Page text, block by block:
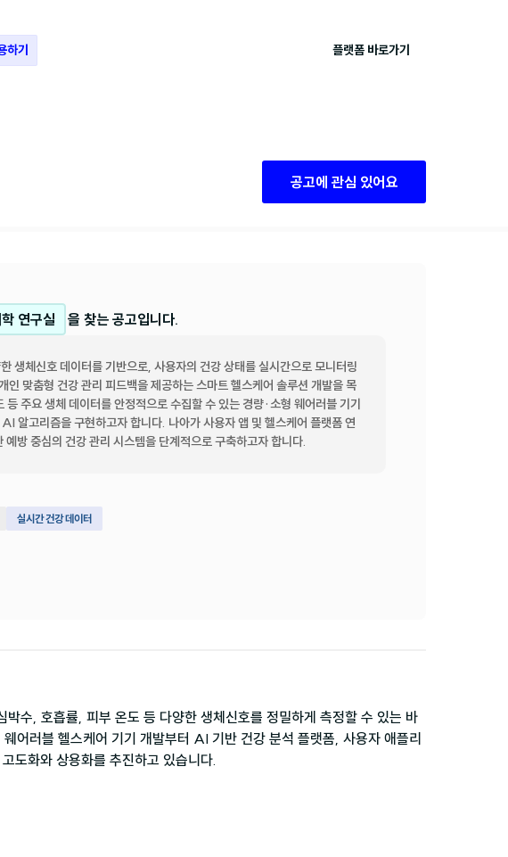
공고에 관심 있어요
연구실 을 찾는 공고입니다.
생체신호 데이터를 기반으로, 사용자의 건강 상태를 실시간으로 모니터링
맞춤형 건강 관리 피드백을 제공하는 스마트 헬스케어 솔루션 개발을 목
주요 생체 데이터를 안정적으로 수집할 수 있는 경량·소형 웨어러블 기기
알고리즘을 구현하고자 합니다. 나아가 사용자 앱 및 헬스케어 플랫폼 연
방 중심의 건강 관리 시스템을 단계적으로 구축하고자 합니다.
실시간 건강 데이터
수, 호흡률, 피부 온도 등 다양한 생체신호를 정밀하게 측정할 수 있는 바
어러블 헬스케어 기기 개발부터 AI 기반 건강 분석 플랫폼, 사용자 애플리
도화와 상용화를 추진하고 있습니다.
하기 플랫폼 바로가기